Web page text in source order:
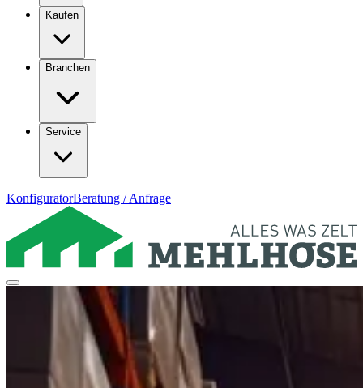
Kaufen
Branchen
Service
KonfiguratorBeratung / Anfrage